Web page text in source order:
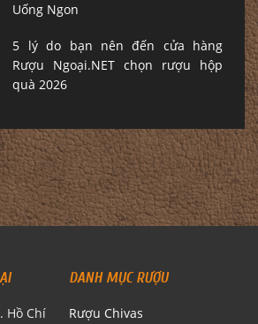
Uống Ngon
5 lý do bạn nên đến cửa hàng
Rượu Ngoại.NET chọn rượu hộp
quà 2026
Hồ Chí
DANH MỤC RƯỢU
Rượu Chivas